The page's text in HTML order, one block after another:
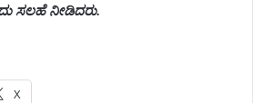
ಸಲಹೆ ನೀಡಿದರು.
X